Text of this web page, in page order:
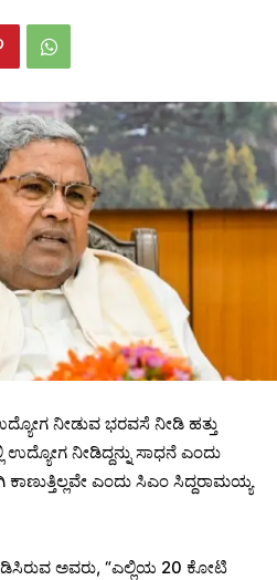
ನೀಡುವ ಭರವಸೆ ನೀಡಿ ಹತ್ತು
ಉದ್ಯೋಗ ನೀಡಿದ್ದನ್ನು ಸಾಧನೆ ಎಂದು
ಎಂದು ಸಿಎಂ ಸಿದ್ದರಾಮಯ್ಯ
ಅವರು, “ಎಲ್ಲಿಯ 20 ಕೋಟಿ